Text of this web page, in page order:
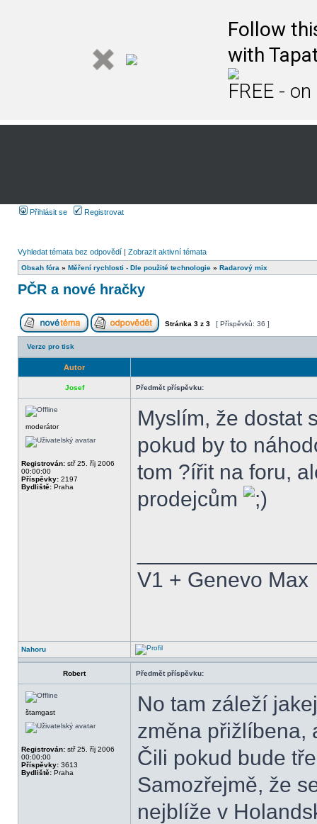
Follow
with
FREE -
Přihlásit se Registrovat
Vyhledat témata bez odpovědí | Zobrazit aktivní témata
Obsah fóra » Měření rychlosti - Dle použité technologie » Radarový mix
PČR a nové hračky
Stránka 3 z 3 [ Příspěvků: 36 ]
Verze pro tisk
Autor
Josef Předmět příspěvku:
moderátor
Registrován: stř 25. říj 2006
00:00:00
Příspěvky: 2197
Bydliště: Praha
Myslím, že dostat
pokud by to
tom ?ířit na foru,
prodejcům
V1 + Genevo Max
Nahoru
Robert Předmět příspěvku:
štamgast
Registrován: stř 25. říj 2006
00:00:00
Příspěvky: 3613
Bydliště: Praha
No tam záleží
změna přižlíbena,
Čili pokud bude
Samozřejmě, že
nejblíže v